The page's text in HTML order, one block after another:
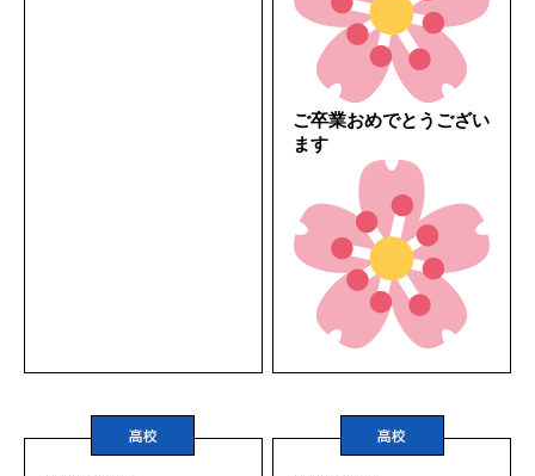
ご卒業おめでとうござい
ます
高校 高校